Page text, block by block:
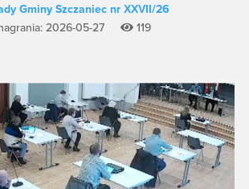
Gminy Szczaniec nr XXVII/26
2026-05-27
119